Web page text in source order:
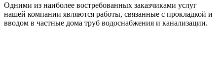
Одними из наиболее востребованных заказчиками услуг
нашей компании являются работы, связанные с прокладкой и
вводом в частные дома труб водоснабжения и канализации.